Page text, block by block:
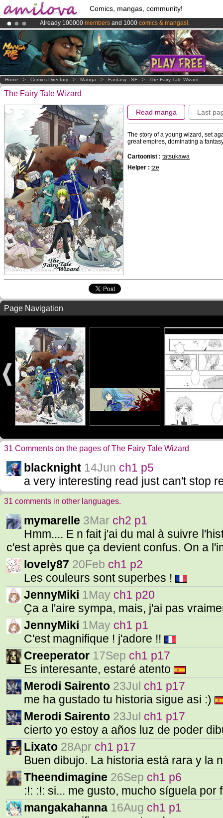
Comics, mangas, community!
Already 100000 members and 1000 comics & mangas!.
AmilovaKickstarter is now LIVE!.
Premium membership from3.95 euros per month !Get membership
Home > Comics Directory > Manga > Fantasy - SF > The Fairy Tale Wizard
The Fairy Tale Wizard
Read manga Last
The story of a young wizard, set
great empires, dominating a
Cartoonist : tatsukawa
Helper : tze
Page Navigation
31 Comments on the pages of The Fairy Tale Wizard
blacknight 14Jun ch1 p5
a very interesting read just can't stop
31 comments in other languages.
mymarelle 3Mar ch2 p1
Hmm.... E n fait j'ai du mal à suivre
c'est après que ça devient confus. On a
lovely87 20Feb ch1 p2
Les couleurs sont superbes !
JennyMiki 1May ch1 p20
Ça a l'aire sympa, mais, j'ai pas
JennyMiki 1May ch1 p1
C'est magnifique ! j'adore !!
Creeperator 17Sep ch1 p17
Es interesante, estaré atento
Merodi Sairento 23Jul ch1 p17
me ha gustado tu historia sigue asi :)
Merodi Sairento 23Jul ch1 p17
cierto yo estoy a años luz de poder
Lixato 28Apr ch1 p17
Buen dibujo. La historia está rara y la
Theendimagine 26Sep ch1 p6
:!: :!: si... me gusto, mucho síguela por
mangakahanna 16Aug ch1 p1